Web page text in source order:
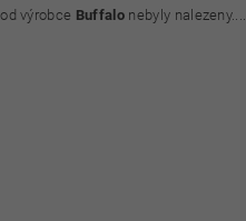
výrobce Buffalonebyly nalezeny....